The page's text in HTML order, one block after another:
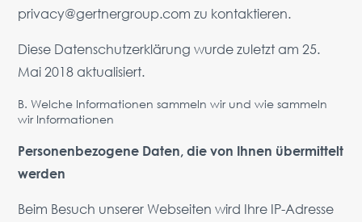
vienna@gertnergroup.com
Rückruf vereinbaren
privacy@gertnergroup.com zu kontaktieren.
Diese Datenschutzerklärung wurde zuletzt am 25.
Mai 2018 aktualisiert.
B. Welche Informationen sammeln wir und wie sammeln
wir Informationen
Personenbezogene Daten, die von Ihnen übermittelt
werden
Beim Besuch unserer Webseiten wird Ihre IP-Adresse